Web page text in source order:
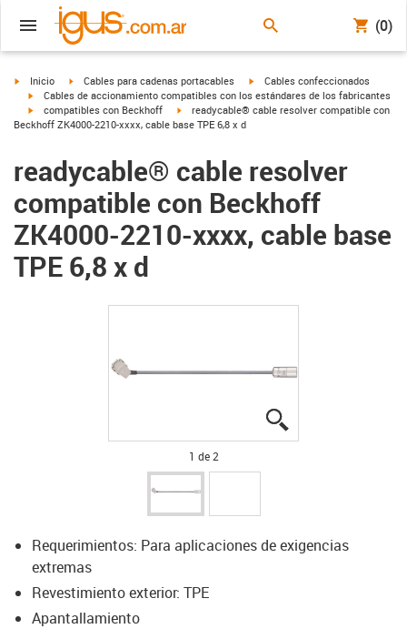
(0)
igus-icon-arrow-right
Inicio igus-icon-arrow-right
Cables para cadenas portacables igus-icon-arrow-right
Cables confeccionados
igus-icon-arrow-right
Cables de accionamiento compatibles con los estándares de los fabricantes
igus-icon-arrow-right
compatibles con Beckhoff igus-icon-arrow-right
readycable® cable resolver compatible con
Beckhoff ZK4000-2210-xxxx, cable base TPE 6,8 x d
readycable® cable resolver
compatible con Beckhoff
ZK4000-2210-xxxx, cable base
TPE 6,8 x d
1 de 2
Requerimientos: Para aplicaciones de exigencias
extremas
Revestimiento exterior: TPE
Apantallamiento